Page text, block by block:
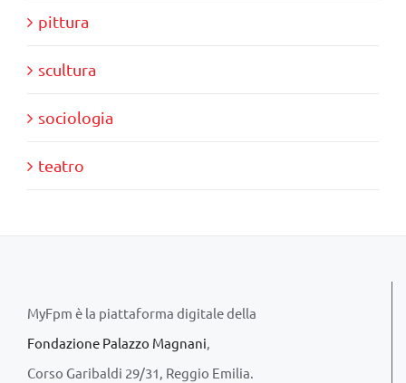
pittura
scultura
sociologia
teatro
MyFpm è la piattaforma digitale della
Fondazione Palazzo Magnani,
Corso Garibaldi 29/31, Reggio Emilia.